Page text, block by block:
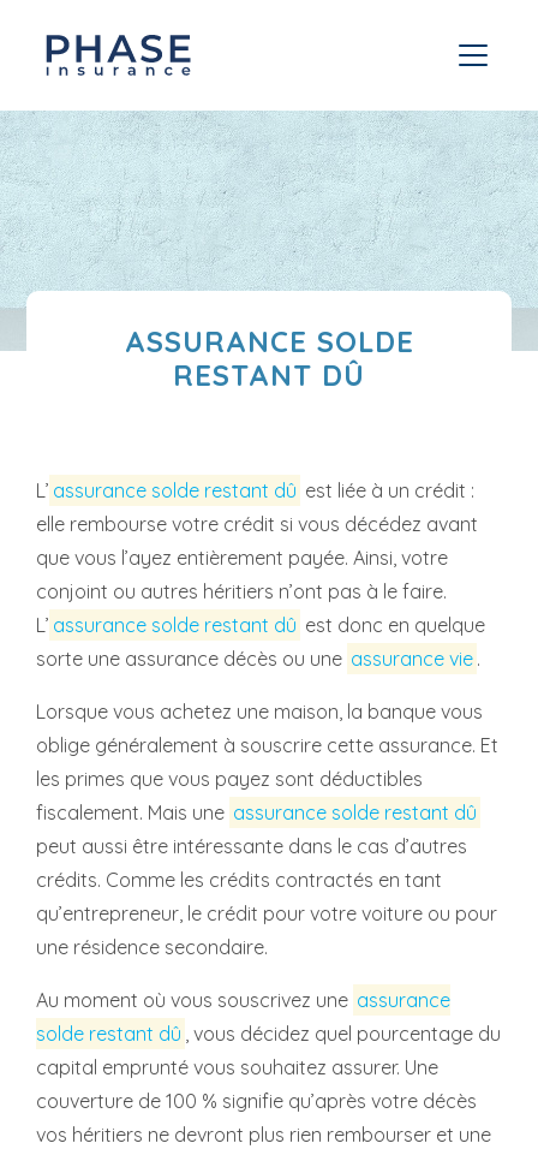
ASSURANCE SOLDE
RESTANT DÛ
L’ assurance solde restant dû est liée à un crédit :
elle rembourse votre crédit si vous décédez avant
que vous l’ayez entièrement payée. Ainsi, votre
conjoint ou autres héritiers n’ont pas à le faire.
L’ assurance solde restant dû est donc en quelque
sorte une assurance décès ou une assurance vie .
Lorsque vous achetez une maison, la banque vous
oblige généralement à souscrire cette assurance. Et
les primes que vous payez sont déductibles
fiscalement. Mais une assurance solde restant dû
peut aussi être intéressante dans le cas d’autres
crédits. Comme les crédits contractés en tant
qu’entrepreneur, le crédit pour votre voiture ou pour
une résidence secondaire.
Au moment où vous souscrivez une assurance
solde restant dû , vous décidez quel pourcentage du
capital emprunté vous souhaitez assurer. Une
couverture de 100 % signifie qu’après votre décès
vos héritiers ne devront plus rien rembourser et une